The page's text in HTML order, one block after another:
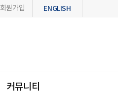
회원가입 ENGLISH
커뮤니티